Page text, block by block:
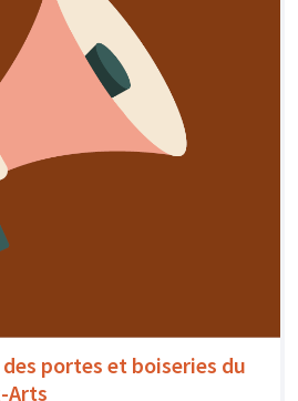
portes et boiseries du
Arts